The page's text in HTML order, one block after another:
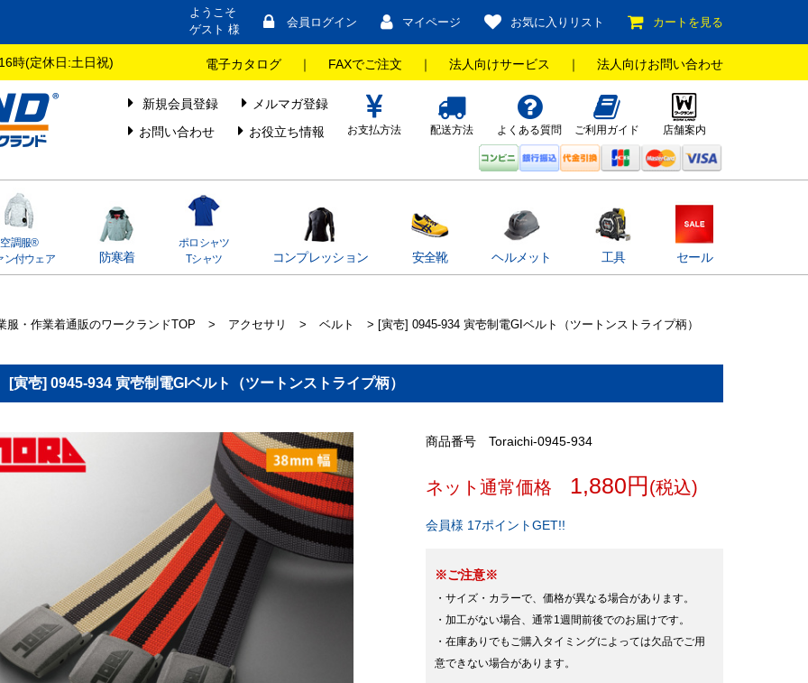
ようこそ
ゲスト 様
会員ログイン マイページ お気に入りリスト カートを見る
時(定休日:土日祝) 電子カタログ ｜ FAXでご注文 ｜ 法人向けサービス ｜ 法人向けお問い合わせ
新規会員登録
メルマガ登録
お問い合わせ
お役立ち情報 お支払方法 配送方法 よくある質問 ご利用ガイド 店舗案内
空調服®
ン付ウェア
防寒着
ポロシャツ
Tシャツ
コンプレッション 安全靴 ヘルメット 工具 セール
服・作業着通販のワークランドTOP > アクセサリ > ベルト > [寅壱] 0945-934 寅壱制電GIベルト（ツートンストライプ柄）
[寅壱] 0945-934 寅壱制電GIベルト（ツートンストライプ柄）
商品番号 Toraichi-0945-934
ネット通常価格 1,880円 (税込)
会員様 17ポイントGET!!
※ご注意※
・サイズ・カラーで、価格が異なる場合があります。
・加工がない場合、通常1週間前後でのお届けです。
・在庫ありでもご購入タイミングによっては欠品でご用
意できない場合があります。